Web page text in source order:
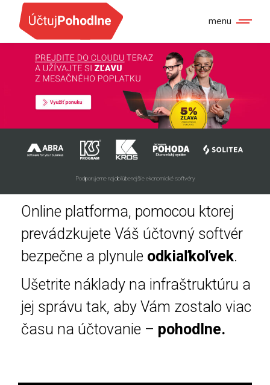
menu
Podporujeme najobľúbenejšie ekonomické softvéry
Online platforma, pomocou ktorej
prevádzkujete Váš účtovný softvér
bezpečne a plynule odkiaľkoľvek.
Ušetrite náklady na infraštruktúru a
jej správu tak, aby Vám zostalo viac
času na účtovanie – pohodlne.